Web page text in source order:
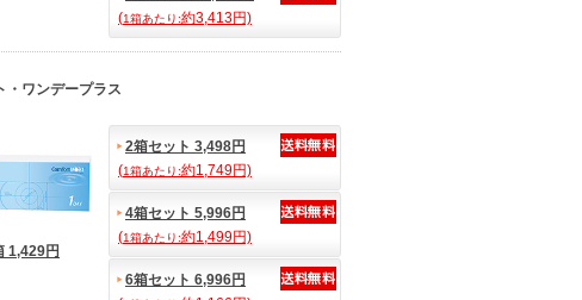
(1箱あたり:約3,413円)
・ワンデープラス
1,429円
2箱セット 3,498円
(1箱あたり:約1,749円)
4箱セット 5,996円
(1箱あたり:約1,499円)
6箱セット 6,996円